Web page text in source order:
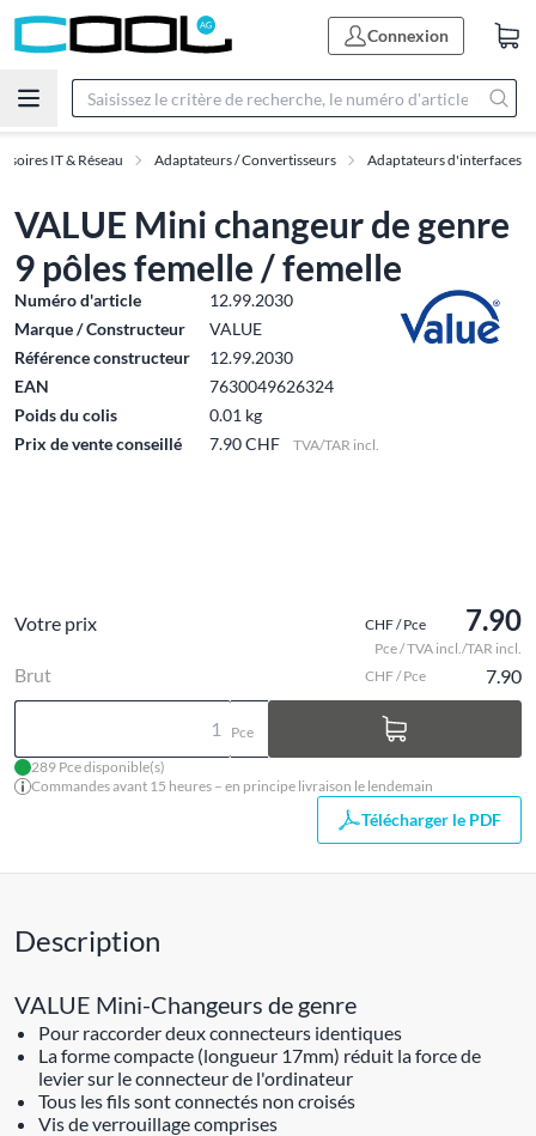
Connexion
IT & Réseau Adaptateurs / Convertisseurs Adaptateurs d'interfaces
VALUE Mini changeur de genre
9 pôles femelle / femelle
Numéro d'article
12.99.2030
Marque / Constructeur
VALUE
Référence constructeur
12.99.2030
EAN
7630049626324
Poids du colis
0.01 kg
Prix de vente conseillé
7.90 CHF TVA/TAR incl.
Votre prix CHF / Pce 7.90
Pce / TVA incl./TAR incl.
Brut CHF / Pce 7.90
Pce
289 Pce disponible(s)
Commandes avant 15 heures – en principe livraison le lendemain
Télécharger le PDF
Description
VALUE Mini-Changeurs de genre
Pour raccorder deux connecteurs identiques
La forme compacte (longueur 17mm) réduit la force de
levier sur le connecteur de l'ordinateur
Tous les fils sont connectés non croisés
Vis de verrouillage comprises